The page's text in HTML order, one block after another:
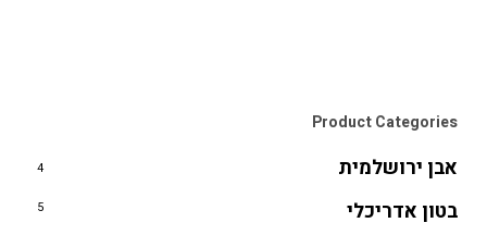
Product Categories
אבן ירושלמית 4
בטון אדריכלי 5